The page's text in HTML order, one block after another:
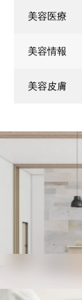
美容医療
美容情報
美容皮膚